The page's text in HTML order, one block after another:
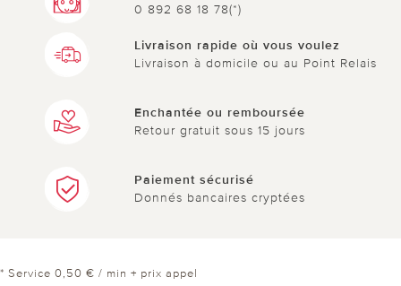
0 892 68 18 78(*)
Livraison rapide où vous voulez
Livraison à domicile ou au Point Relais
Enchantée ou remboursée
Retour gratuit sous 15 jours
Paiement sécurisé
Donnés bancaires cryptées
* Service 0,50 € / min + prix appel